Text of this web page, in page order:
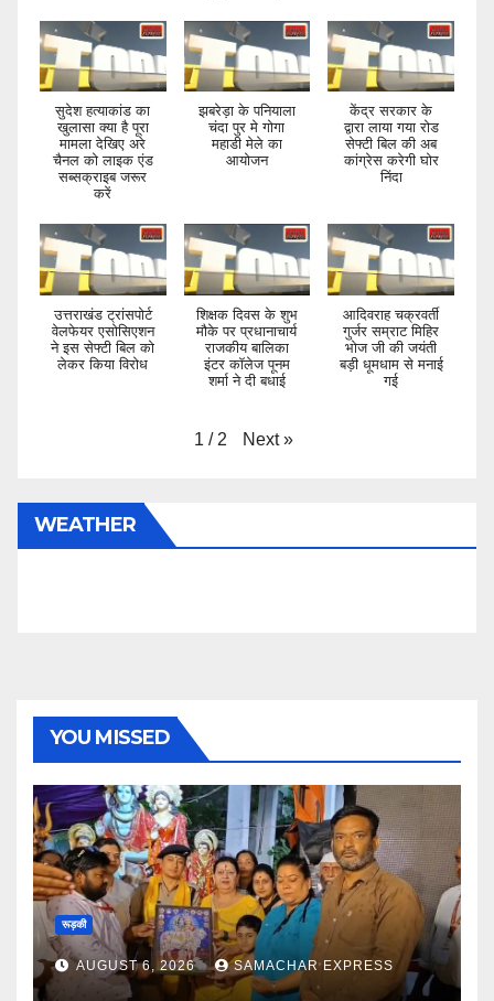
सुदेश हत्याकांड का
खुलासा क्या है पूरा
मामला देखिए अरे
चैनल को लाइक एंड
सब्सक्राइब जरूर
करें
झबरेड़ा के पनियाला
चंदा पुर मे गोगा
महाडी मेले का
आयोजन
केंद्र सरकार के
द्वारा लाया गया रोड
सेफ्टी बिल की अब
कांग्रेस करेगी घोर
निंदा
उत्तराखंड ट्रांसपोर्ट
वेलफेयर एसोसिएशन
ने इस सेफ्टी बिल को
लेकर किया विरोध
शिक्षक दिवस के शुभ
मौके पर प्रधानाचार्य
राजकीय बालिका
इंटर कॉलेज पूनम
शर्मा ने दी बधाई
आदिवराह चक्रवर्ती
गुर्जर सम्राट मिहिर
भोज जी की जयंती
बड़ी धूमधाम से मनाई
गई
1 / 2 Next »
WEATHER
YOU MISSED
रूड़की
AUGUST 6, 2026 SAMACHAR EXPRESS